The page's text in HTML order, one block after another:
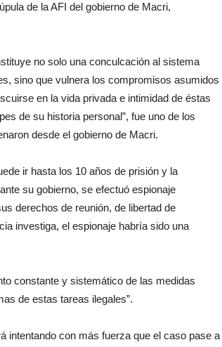
de la AFI del gobierno de Macri,
no solo una conculcación al sistema
sino que vulnera los compromisos asumidos
en la vida privada e intimidad de éstas
de su historia personal”, fue uno de los
desde el gobierno de Macri.
ir hasta los 10 años de prisión y la
su gobierno, se efectuó espionaje
derechos de reunión, de libertad de
investiga, el espionaje habría sido una
constante y sistemático de las medidas
de estas tareas ilegales”.
intentando con más fuerza que el caso pase a